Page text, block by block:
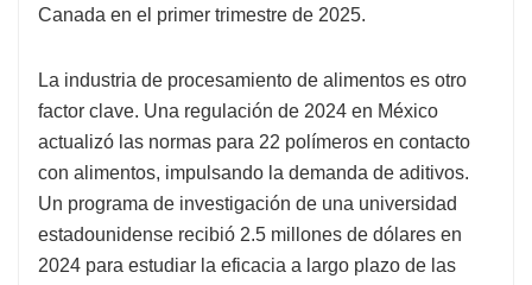
Canada en el primer trimestre de 2025.
La industria de procesamiento de alimentos es otro
factor clave. Una regulación de 2024 en México
actualizó las normas para 22 polímeros en contacto
con alimentos, impulsando la demanda de aditivos.
Un programa de investigación de una universidad
estadounidense recibió 2.5 millones de dólares en
2024 para estudiar la eficacia a largo plazo de las